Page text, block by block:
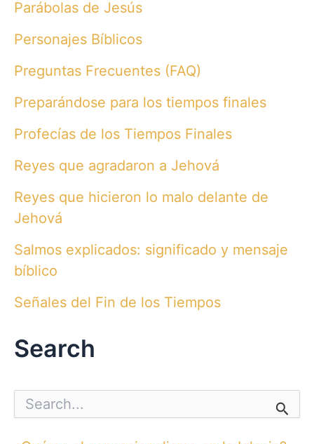
Parábolas de Jesús
Personajes Bíblicos
Preguntas Frecuentes (FAQ)
Preparándose para los tiempos finales
Profecías de los Tiempos Finales
Reyes que agradaron a Jehová
Reyes que hicieron lo malo delante de
Jehová
Salmos explicados: significado y mensaje
bíblico
Señales del Fin de los Tiempos
Search